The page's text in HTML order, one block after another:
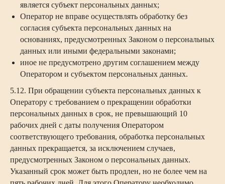
является субъект персональных данных;
Оператор не вправе осуществлять обработку без
согласия субъекта персональных данных на
основаниях, предусмотренных Законом о персональных
данных или иными федеральными законами;
иное не предусмотрено другим соглашением между
Оператором и субъектом персональных данных.
5.12. При обращении субъекта персональных данных к
Оператору с требованием о прекращении обработки
персональных данных в срок, не превышающий 10
рабочих дней с даты получения Оператором
соответствующего требования, обработка персональных
данных прекращается, за исключением случаев,
предусмотренных Законом о персональных данных.
Указанный срок может быть продлен, но не более чем на